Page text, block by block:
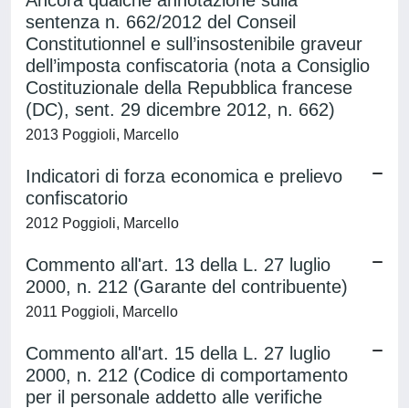
sentenza n. 662/2012 del Conseil
Constitutionnel e sull’insostenibile graveur
dell’imposta confiscatoria (nota a Consiglio
Costituzionale della Repubblica francese
(DC), sent. 29 dicembre 2012, n. 662)
2013 Poggioli, Marcello
Indicatori di forza economica e prelievo
confiscatorio
2012 Poggioli, Marcello
Commento all'art. 13 della L. 27 luglio
2000, n. 212 (Garante del contribuente)
2011 Poggioli, Marcello
Commento all'art. 15 della L. 27 luglio
2000, n. 212 (Codice di comportamento
per il personale addetto alle verifiche